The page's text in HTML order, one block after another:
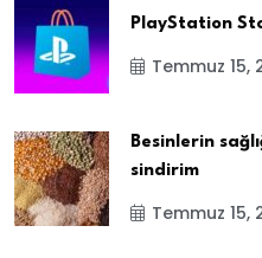
PlayStation
Temmuz 15,
Besinlerin
sindirim
Temmuz 15,